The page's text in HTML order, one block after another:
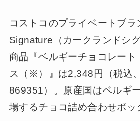
コストコのプライベートブ
Signature（カークランドシ
商品『ベルギーチョコレート
ス（※）』は2,348円（税込
869351）。原産国はベルギ
場するチョコ詰め合わせボッ